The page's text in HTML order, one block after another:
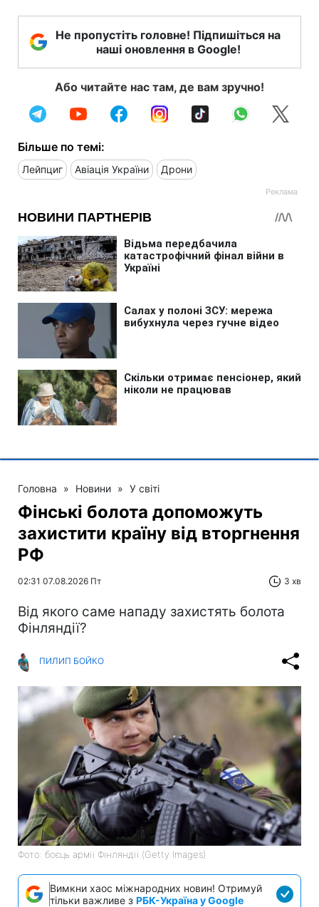
Не пропустіть головне! Підпишіться на
наші оновлення в Google!
Або читайте нас там, де вам зручно!
Більше по темі:
Лейпциг Авіація України Дрони
Головна » Новини » У світі
Фінські болота допоможуть
захистити країну від вторгнення
РФ
02:31 07.08.2026 Пт 3 хв
Від якого саме нападу захистять болота
Фінляндії?
ПИЛИП БОЙКО
Фото: боєць армії Фінляндії (Getty Images)
Вимкни хаос міжнародних новин! Отримуй
тільки важливе з РБК-Україна у Google